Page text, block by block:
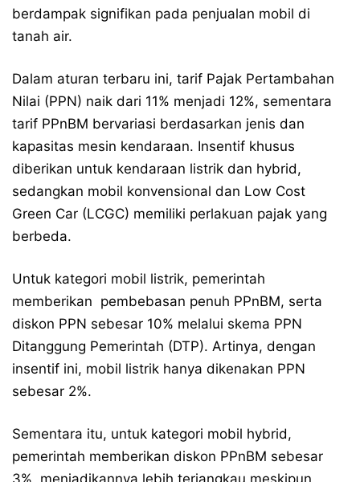
berdampak signifikan pada penjualan mobil di
tanah air.
Dalam aturan terbaru ini, tarif Pajak Pertambahan
Nilai (PPN) naik dari 11% menjadi 12%, sementara
tarif PPnBM bervariasi berdasarkan jenis dan
kapasitas mesin kendaraan. Insentif khusus
diberikan untuk kendaraan listrik dan hybrid,
sedangkan mobil konvensional dan Low Cost
Green Car (LCGC) memiliki perlakuan pajak yang
berbeda.
Untuk kategori mobil listrik, pemerintah
memberikan pembebasan penuh PPnBM, serta
diskon PPN sebesar 10% melalui skema PPN
Ditanggung Pemerintah (DTP). Artinya, dengan
insentif ini, mobil listrik hanya dikenakan PPN
sebesar 2%.
Sementara itu, untuk kategori mobil hybrid,
pemerintah memberikan diskon PPnBM sebesar
3%, menjadikannya lebih terjangkau meskipun